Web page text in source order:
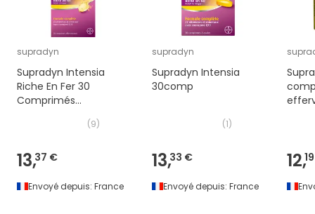
supradyn
Supradyn Intensia
Riche En Fer 30
Comprimés
(9)
13,37 €
Envoyé depuis: France
supradyn
Supradyn Intensia
30comp
(1)
13,33 €
Envoyé depuis: France
12,